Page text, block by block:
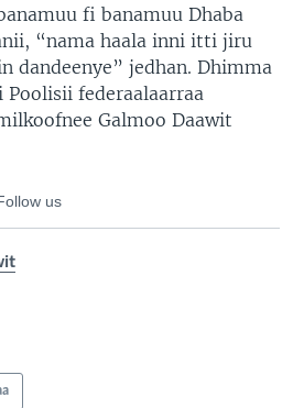
fi banamuu Dhaba
“nama haala inni itti jiru
dandeenye” jedhan. Dhimma
federaalaarraa
Galmoo Daawit
us